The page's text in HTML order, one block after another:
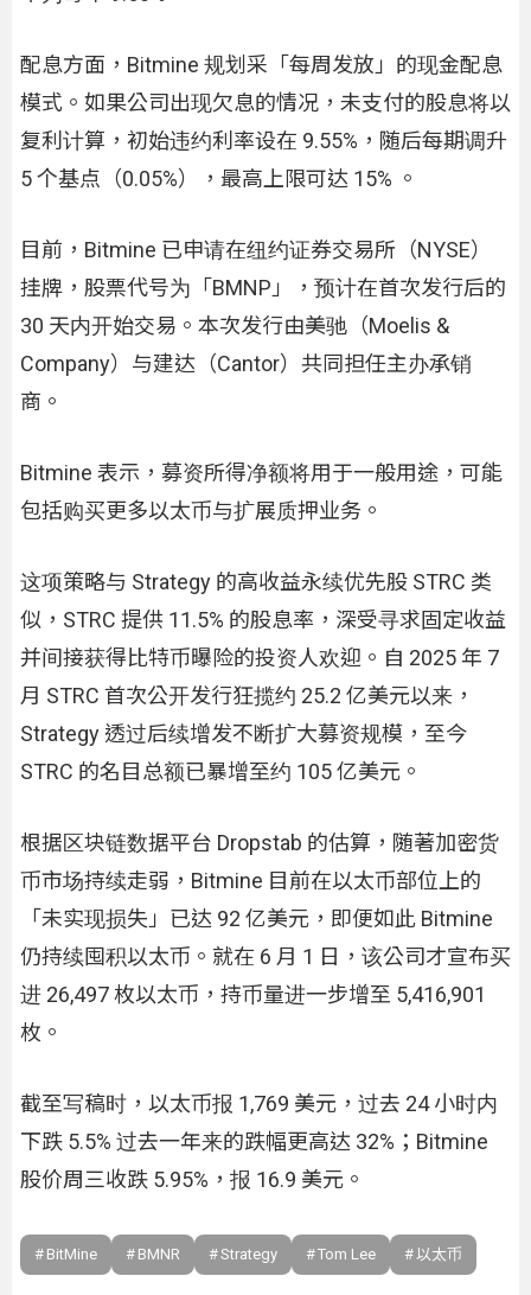
配息方面，Bitmine 规划采「每周发放」的现金配息
模式。如果公司出现欠息的情况，未支付的股息将以
复利计算，初始违约利率设在 9.55%，随后每期调升
5 个基点（0.05%），最高上限可达 15% 。
目前，Bitmine 已申请在纽约证券交易所（NYSE）
挂牌，股票代号为「BMNP」，预计在首次发行后的
30 天内开始交易。本次发行由美驰（Moelis &
Company）与建达（Cantor）共同担任主办承销
商。
Bitmine 表示，募资所得净额将用于一般用途，可能
包括购买更多以太币与扩展质押业务。
这项策略与 Strategy 的高收益永续优先股 STRC 类
似，STRC 提供 11.5% 的股息率，深受寻求固定收益
并间接获得比特币曝险的投资人欢迎。自 2025 年 7
月 STRC 首次公开发行狂揽约 25.2 亿美元以来，
Strategy 透过后续增发不断扩大募资规模，至今
STRC 的名目总额已暴增至约 105 亿美元。
根据区块链数据平台 Dropstab 的估算，随著加密货
币市场持续走弱，Bitmine 目前在以太币部位上的
「未实现损失」已达 92 亿美元，即便如此 Bitmine
仍持续囤积以太币。就在 6 月 1 日，该公司才宣布买
进 26,497 枚以太币，持币量进一步增至 5,416,901
枚。
截至写稿时，以太币报 1,769 美元，过去 24 小时内
下跌 5.5% 过去一年来的跌幅更高达 32%；Bitmine
股价周三收跌 5.95%，报 16.9 美元。
BitMine BMNR Strategy Tom Lee 以太币